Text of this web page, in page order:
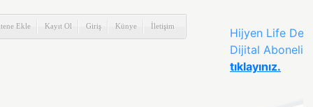
Ekle Kayıt Ol Giriş Künye İletişim